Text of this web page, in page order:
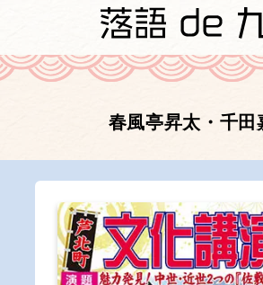
春風亭昇太・千田